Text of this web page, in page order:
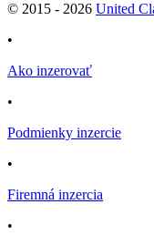
© 2015 - 2026 United
•
Ako inzerovať
•
Podmienky inzercie
•
Firemná inzercia
•